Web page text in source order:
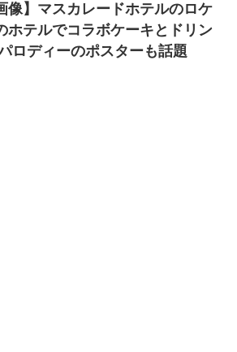
像】マスカレードホテルのロケ
ホテルでコラボケーキとドリン
ロディーのポスターも話題